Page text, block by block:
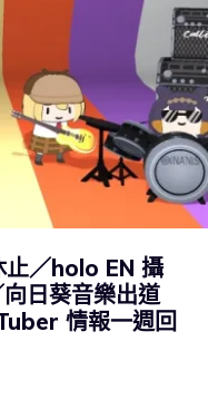
止／holo EN 攝
日葵音樂出道
情報一週回